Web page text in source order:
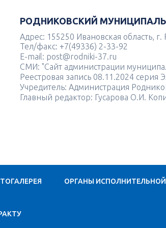
РОДНИКОВСКИЙ
Адрес: 155250 Ивановская область,
Тел/факс: +7(49336) 2-33-92
E-mail: post@rodniki-37.ru
СМИ: "Сайт администрации
Реестровая запись 08.11.2024
Учредитель: Администрация
Главный редактор: Гусарова О.И.
ОРГАНЫ